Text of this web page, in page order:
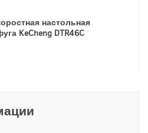
настольная
KeCheng DTR46C